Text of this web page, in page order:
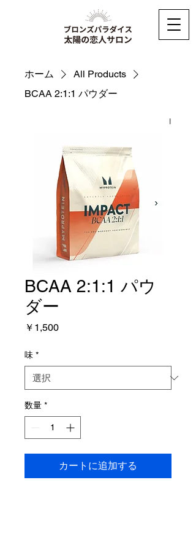
ホーム
All Products
BCAA 2:1:1 パウダー
BCAA 2:1:1 パウ
ダー
￥1,500価
味 *
数量 *
カートに追加する